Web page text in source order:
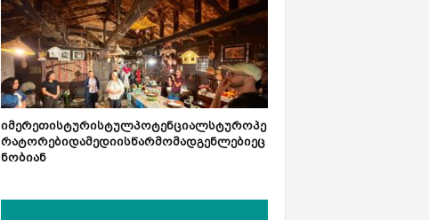
იმერეთისტურისტულპოტენციალსტუროპე
რატორებიდამედიისწარმომადგენლებიეც
ნობიან